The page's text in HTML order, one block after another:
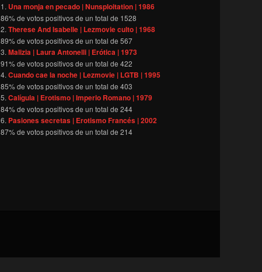
Una monja en pecado | Nunsploitation | 1986
86% de votos positivos de un total de 1528
Therese And Isabelle | Lezmovie culto | 1968
89% de votos positivos de un total de567
Malizia | Laura Antonelli | Erótica | 1973
91% de votos positivos de un total de422
Cuando cae la noche | Lezmovie | LGTB | 1995
85% de votos positivos de un total de403
Calígula | Erotismo | Imperio Romano | 1979
84% de votos positivos de un total de244
Pasiones secretas | Erotismo Francés | 2002
87% de votos positivos de un total de214